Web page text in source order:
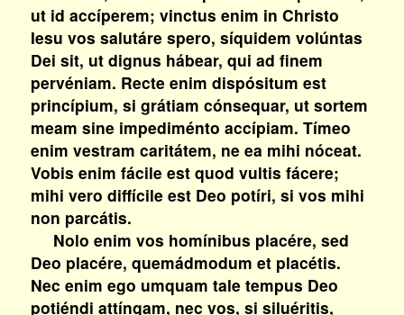
ut id accíperem; vinctus enim in Christo
Iesu vos salutáre spero, síquidem volúntas
Dei sit, ut dignus hábear, qui ad finem
pervéniam. Recte enim dispósitum est
princípium, si grátiam cónsequar, ut sortem
meam sine impediménto accípiam. Tímeo
enim vestram caritátem, ne ea mihi nóceat.
Vobis enim fácile est quod vultis fácere;
mihi vero diffícile est Deo potíri, si vos mihi
non parcátis.
Nolo enim vos homínibus placére, sed
Deo placére, quemádmodum et placétis.
Nec enim ego umquam tale tempus Deo
potiéndi attíngam, nec vos, si siluéritis,